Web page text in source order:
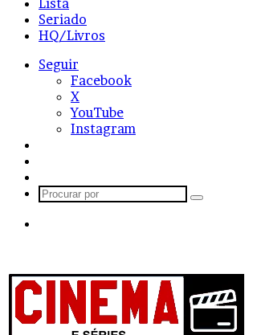
Lista
Seriado
HQ/Livros
Seguir
Facebook
X
YouTube
Instagram
Lateral
Procurar